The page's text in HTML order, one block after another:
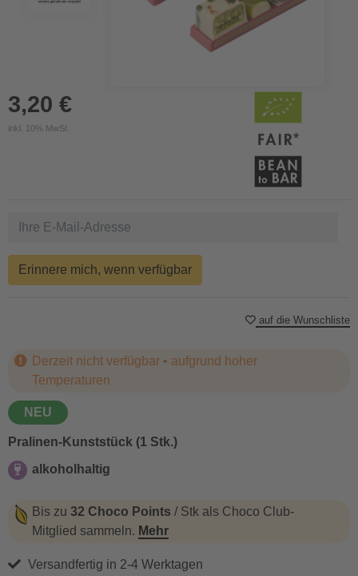
3,20 €
inkl. 10% MwSt.
Derzeit nicht verfügbar • aufgrund hoher
Temperaturen
NEU
Pralinen-Kunststück (1 Stk.)
alkoholhaltig
Bis zu 32 Choco Points / Stk als Choco Club-
Mitglied sammeln. Mehr
Versandfertig in 2-4 Werktagen
Erinnere mich, wenn verfügbar
auf die Wunschliste